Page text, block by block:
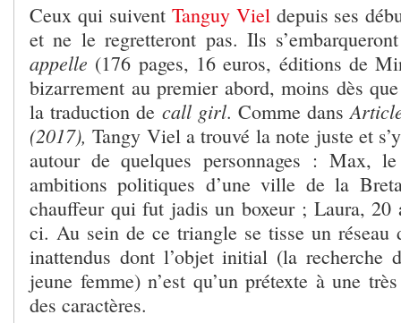
Ceux qui suivent Tanguy Vieldepuis ses
et ne le regretteront pas. Ils
appelle (176 pages, 16 euros, éditions de
bizarrement au premier abord, moins dès
la traduction de call girl. Comme dans
(2017),Tangy Viel a trouvé la note juste et
autour de quelques personnages : Max,
ambitions politiques d’une ville de la
chauffeur qui fut jadis un boxeur ; Laura,
ci. Au sein de ce triangle se tisse un réseau
inattendus dont l’objet initial (la recherche
jeune femme) n’est qu’un prétexte à une
des caractères.